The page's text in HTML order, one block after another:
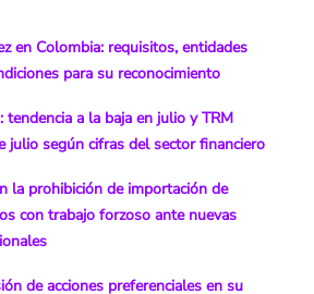
en Colombia: requisitos, entidades
para su reconocimiento
tendencia a la baja en julio y TRM
julio según cifras del sector financiero
la prohibición de importación de
con trabajo forzoso ante nuevas
de acciones preferenciales en su